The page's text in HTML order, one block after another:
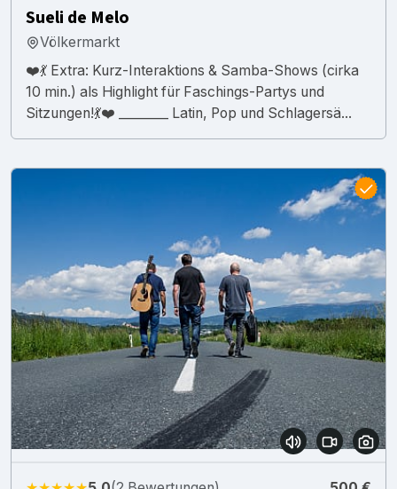
Sueli de Melo
Völkermarkt
❤️💃 Extra: Kurz-Interaktions & Samba-Shows (cirka
10 min.) als Highlight für Faschings-Partys und
Sitzungen!💃❤️ ________ Latin, Pop und Schlagersä...